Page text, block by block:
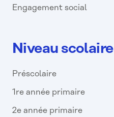
Engagement social
Niveau scolaire
Préscolaire
1re année primaire
2e année primaire